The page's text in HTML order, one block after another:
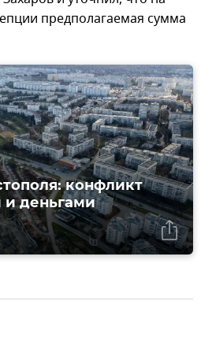
предполагаемая сумма
конфликт
деньгами